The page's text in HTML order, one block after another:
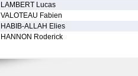
LAMBERT Lucas
VALOTEAU Fabien
HABIB-ALLAH Elies
HANNON Roderick